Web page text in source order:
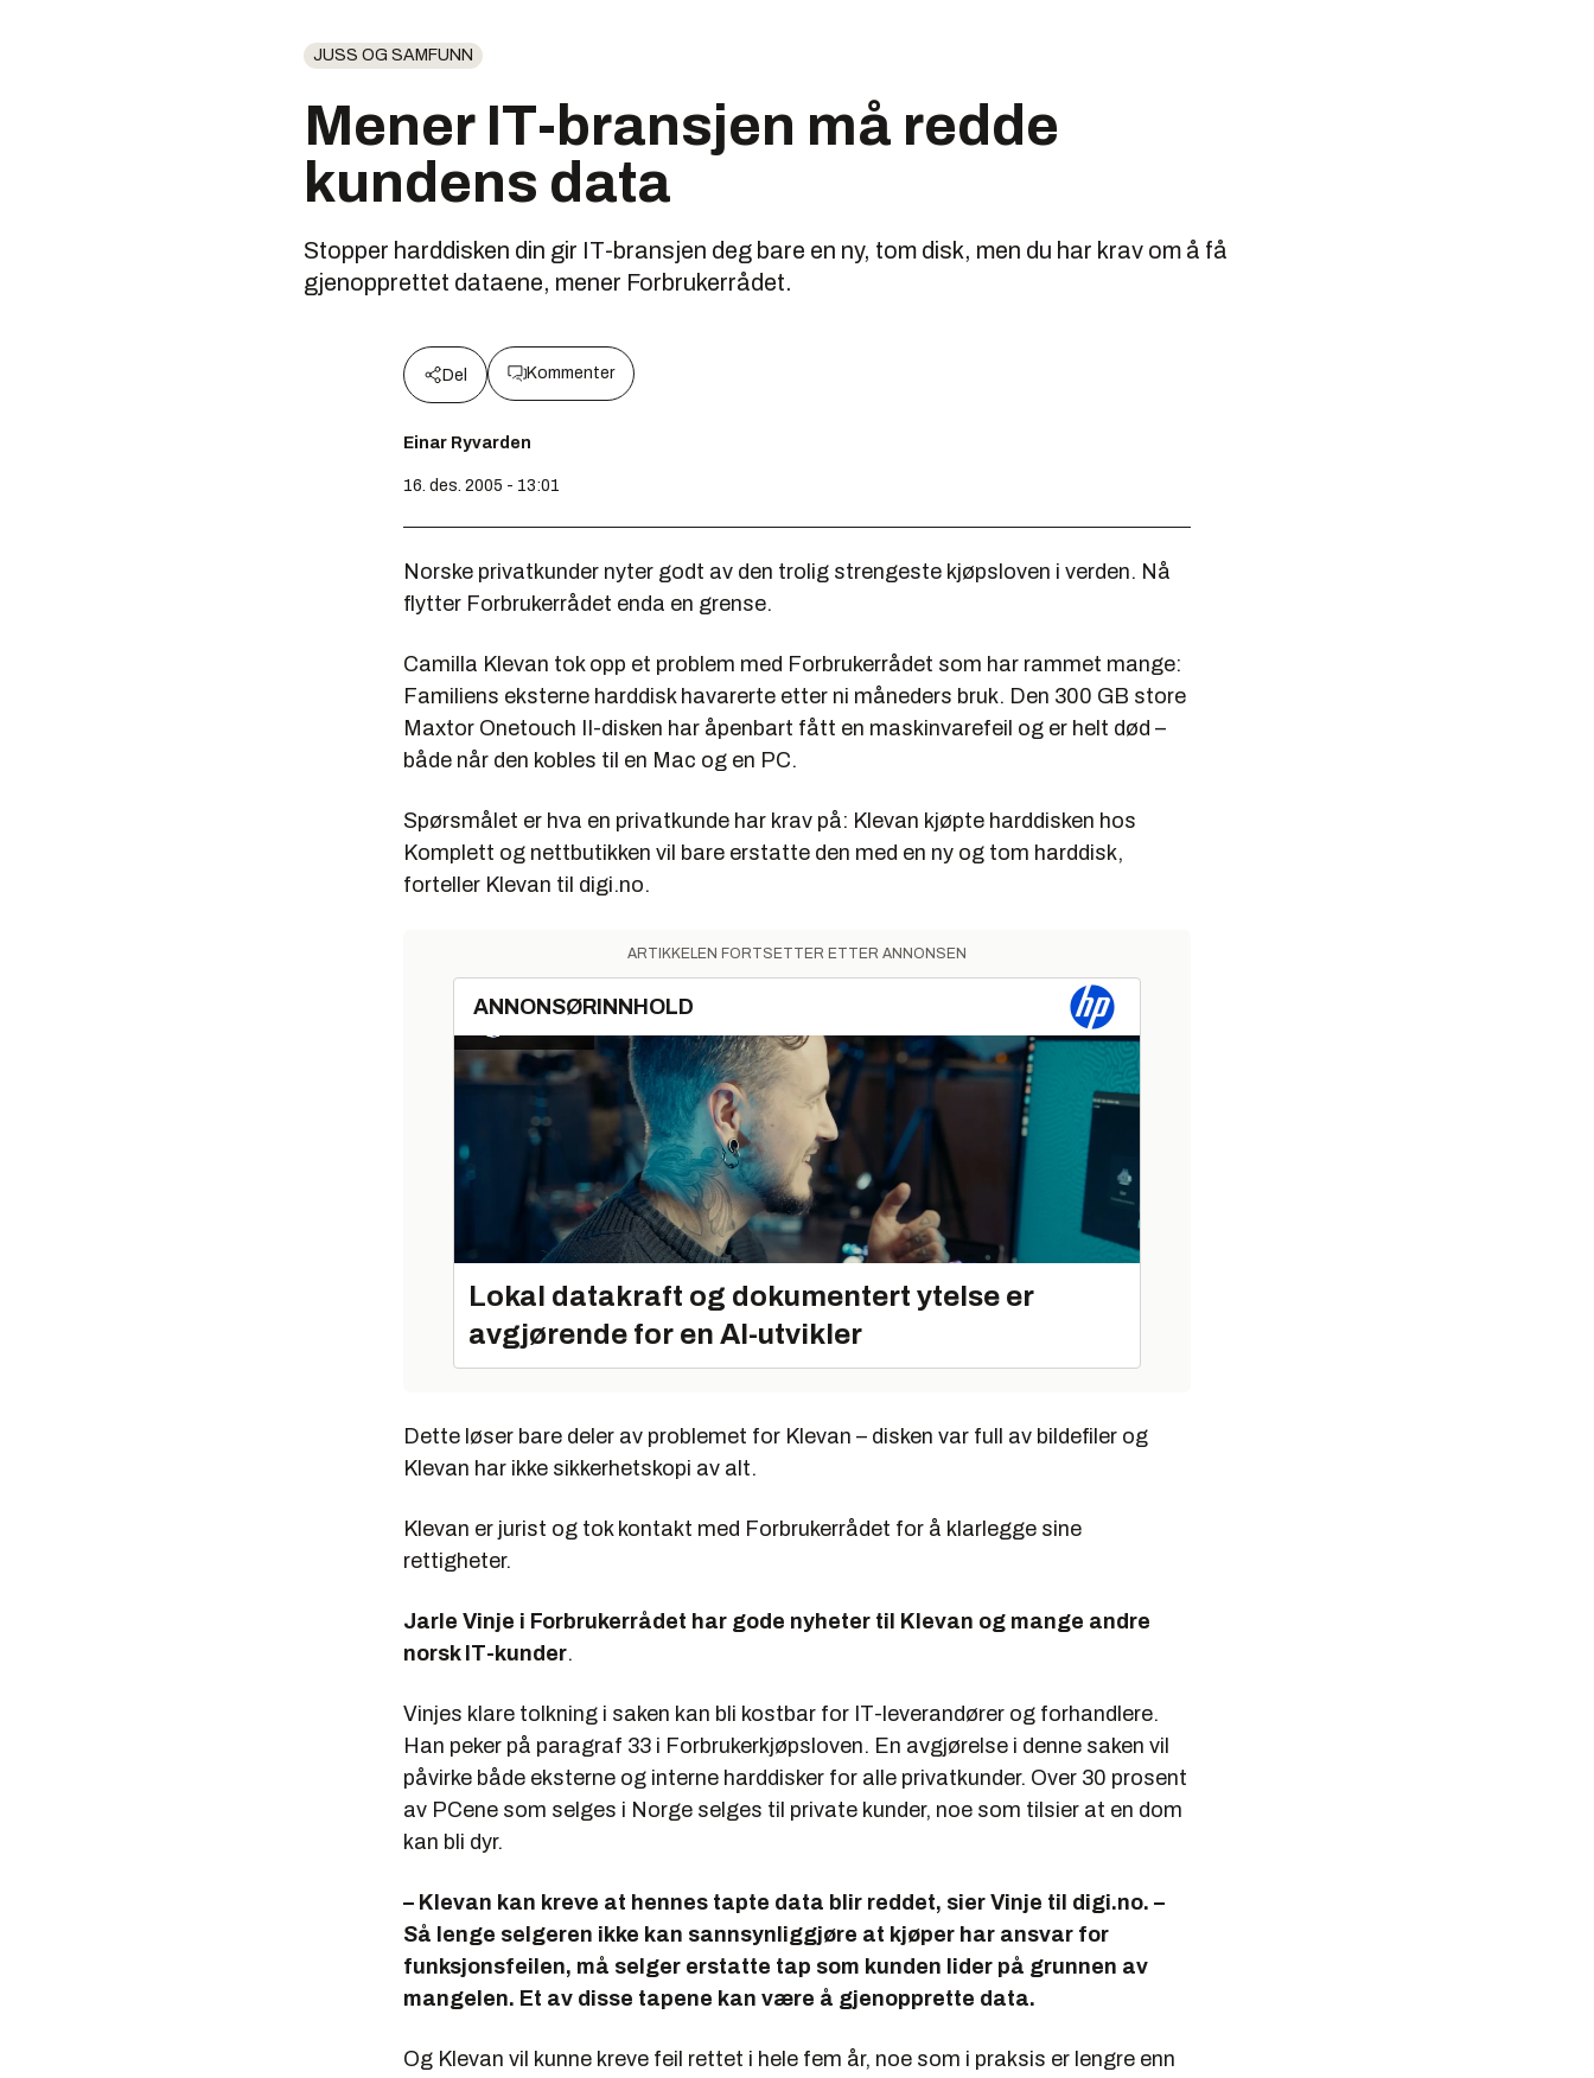
JUSS OG SAMFUNN
Mener IT-bransjen må redde
kundens data
Stopper harddisken din gir IT-bransjen deg bare en ny, tom disk, men du har krav om å få
gjenopprettet dataene, mener Forbrukerrådet.
Del Kommenter
Einar Ryvarden
16. des. 2005 - 13:01
Norske privatkunder nyter godt av den trolig strengeste kjøpsloven i verden. Nå
flytter Forbrukerrådet enda en grense.
Camilla Klevan tok opp et problem med Forbrukerrådet som har rammet mange:
Familiens eksterne harddisk havarerte etter ni måneders bruk. Den 300 GB store
Maxtor Onetouch II-disken har åpenbart fått en maskinvarefeil og er helt død –
både når den kobles til en Mac og en PC.
Spørsmålet er hva en privatkunde har krav på: Klevan kjøpte harddisken hos
Komplett og nettbutikken vil bare erstatte den med en ny og tom harddisk,
forteller Klevan til digi.no.
ARTIKKELEN FORTSETTER ETTER ANNONSEN
ANNONSØRINNHOLD
Lokal datakraft og dokumentert ytelse er
avgjørende for en AI-utvikler
Dette løser bare deler av problemet for Klevan – disken var full av bildefiler og
Klevan har ikke sikkerhetskopi av alt.
Klevan er jurist og tok kontakt med Forbrukerrådet for å klarlegge sine
rettigheter.
Jarle Vinje i Forbrukerrådet har gode nyheter til Klevan og mange andre
norsk IT-kunder.
Vinjes klare tolkning i saken kan bli kostbar for IT-leverandører og forhandlere.
Han peker på paragraf 33 i Forbrukerkjøpsloven. En avgjørelse i denne saken vil
påvirke både eksterne og interne harddisker for alle privatkunder. Over 30 prosent
av PCene som selges i Norge selges til private kunder, noe som tilsier at en dom
kan bli dyr.
– Klevan kan kreve at hennes tapte data blir reddet, sier Vinje til digi.no. –
Så lenge selgeren ikke kan sannsynliggjøre at kjøper har ansvar for
funksjonsfeilen, må selger erstatte tap som kunden lider på grunnen av
mangelen. Et av disse tapene kan være å gjenopprette data.
Og Klevan vil kunne kreve feil rettet i hele fem år, noe som i praksis er lengre enn